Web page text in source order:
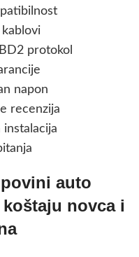
protokol
napon
recenzija
instalacija
auto
novca i